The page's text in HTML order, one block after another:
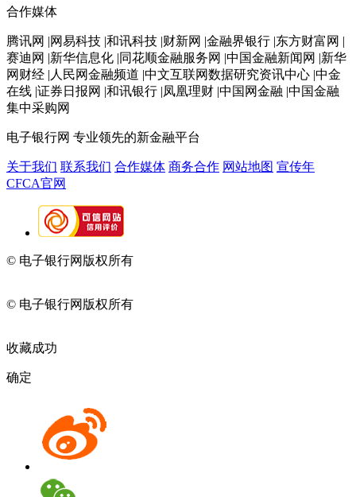
合作媒体
腾讯网 |网易科技 |和讯科技 |财新网 |金融界银行 |东方财富网 |
赛迪网 |新华信息化 |同花顺金融服务网 |中国金融新闻网 |新华
网财经 |人民网金融频道 |中文互联网数据研究资讯中心 |中金
在线 |证券日报网 |和讯银行 |凤凰理财 |中国网金融 |中国金融
集中采购网
电子银行网 专业领先的新金融平台
关于我们 联系我们 合作媒体 商务合作 网站地图 宣传年
CFCA官网
© 电子银行网版权所有
© 电子银行网版权所有
收藏成功
确定